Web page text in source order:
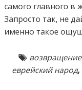
самого главного в
Запросто так, не
именно такое
еврейский народ,